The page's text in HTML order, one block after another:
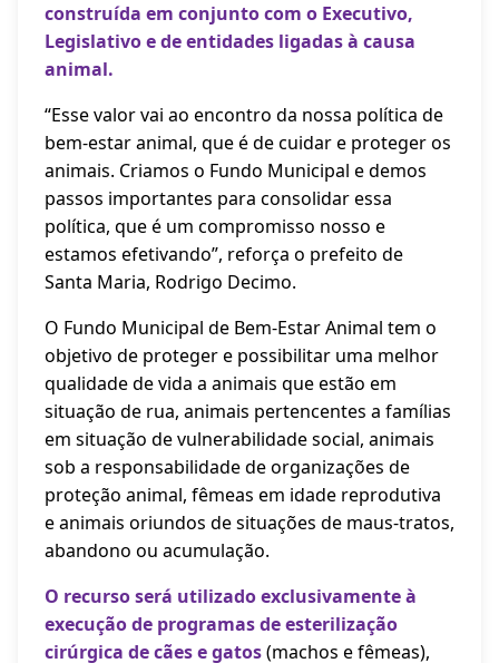
construída em conjunto com o Executivo,
Legislativo e de entidades ligadas à causa
animal.
“Esse valor vai ao encontro da nossa política de
bem-estar animal, que é de cuidar e proteger os
animais. Criamos o Fundo Municipal e demos
passos importantes para consolidar essa
política, que é um compromisso nosso e
estamos efetivando”, reforça o prefeito de
Santa Maria, Rodrigo Decimo.
O Fundo Municipal de Bem-Estar Animal tem o
objetivo de proteger e possibilitar uma melhor
qualidade de vida a animais que estão em
situação de rua, animais pertencentes a famílias
em situação de vulnerabilidade social, animais
sob a responsabilidade de organizações de
proteção animal, fêmeas em idade reprodutiva
e animais oriundos de situações de maus-tratos,
abandono ou acumulação.
O recurso será utilizado exclusivamente à
execução de programas de esterilização
cirúrgica de cães e gatos(machos e fêmeas),